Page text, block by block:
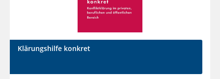
Klärungshilfe konkret